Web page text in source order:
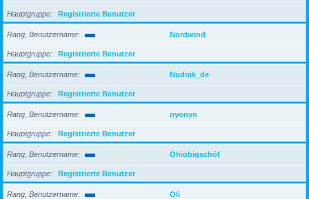
Hauptgruppe Registrierte Benutzer
Rang, Benutzername Nordwind
Hauptgruppe Registrierte Benutzer
Rang, Benutzername Nudnik_de
Hauptgruppe Registrierte Benutzer
Rang, Benutzername nyonyo
Hauptgruppe Registrierte Benutzer
Rang, Benutzername Ohiobigschöf
Hauptgruppe Registrierte Benutzer
Rang, Benutzername Oli